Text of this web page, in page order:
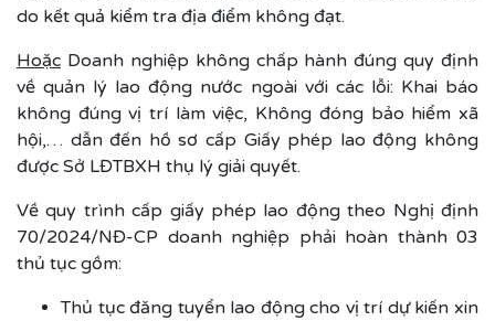
do kết quả kiểm tra địa điểm không đạt.
Hoặc Doanh nghiệp không chấp hành đúng quy định
về quản lý lao động nước ngoài với các lỗi: Khai báo
không đúng vị trí làm việc, Không đóng bảo hiểm xã
hội,… dẫn đến hồ sơ cấp Giấy phép lao động không
được Sở LĐTBXH thụ lý giải quyết.
Về quy trình cấp giấy phép lao động theo Nghị định
70/2024/NĐ-CP doanh nghiệp phải hoàn thành 03
thủ tục gồm:
Thủ tục đăng tuyển lao động cho vị trí dự kiến xin